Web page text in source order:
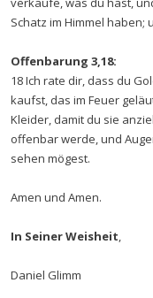
Schatz im Himmel haben;
Offenbarung 3,18:
18 Ich rate dir, dass du
kaufst, das im Feuer
Kleider, damit du sie
offenbar werde, und
sehen mögest.
Amen und Amen.
In Seiner Weisheit,
Daniel Glimm